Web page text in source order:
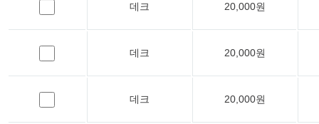
데크 20,000원
데크 20,000원
데크 20,000원